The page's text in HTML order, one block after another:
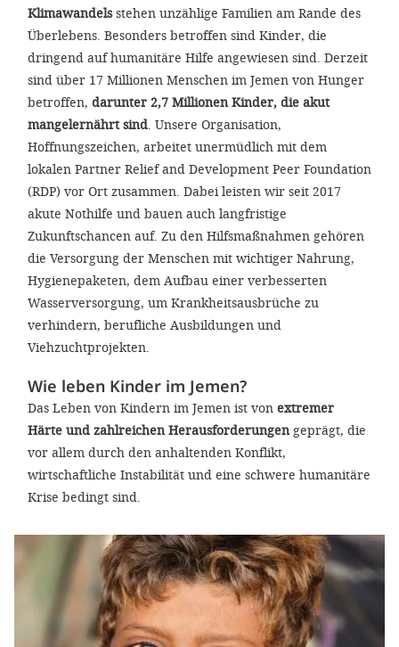
Klimawandelsstehen unzählige Familien am Rande des
Überlebens. Besonders betroffen sind Kinder, die
dringend auf humanitäre Hilfe angewiesen sind. Derzeit
sind über 17 Millionen Menschen im Jemen von Hunger
betroffen, darunter 2,7 Millionen Kinder, die akut
mangelernährt sind. Unsere Organisation,
Hoffnungszeichen, arbeitet unermüdlich mit dem
lokalen Partner Relief and Development Peer Foundation
(RDP) vor Ort zusammen. Dabei leisten wir seit 2017
akute Nothilfe und bauen auch langfristige
Zukunftschancen auf. Zu den Hilfsmaßnahmen gehören
die Versorgung der Menschen mit wichtiger Nahrung,
Hygienepaketen, dem Aufbau einer verbesserten
Wasserversorgung, um Krankheitsausbrüche zu
verhindern, berufliche Ausbildungen und
Viehzuchtprojekten.
Wie leben Kinder im Jemen?
Das Leben von Kindern im Jemen ist von extremer
Härte und zahlreichen Herausforderungengeprägt, die
vor allem durch den anhaltenden Konflikt,
wirtschaftliche Instabilität und eine schwere humanitäre
Krise bedingt sind.